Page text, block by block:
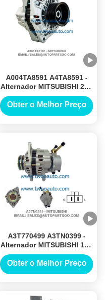
A004TA8591 A4TA8591 -
Alternador MITSUBISHI 24V
100A Alternadores
Obter o Melhor Preço
A3T770499 A3TN0399 -
Alternador MITSUBISHI 12V
75A Alternadores
Obter o Melhor Preço